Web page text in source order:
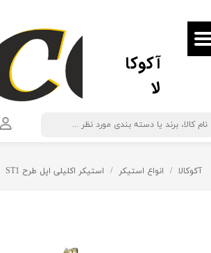
آکوکا
لا
حساب کاربری من
تغییر گذر واژه
خروج از حساب کاربری
آکوکالا انواع استیکر استیکر اکلیلی اپل طرح ST1